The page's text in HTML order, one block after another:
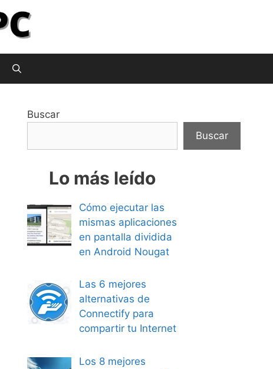
Buscar
Buscar
Lo más leído
Cómo ejecutar las
mismas aplicaciones
en pantalla dividida
en Android Nougat
Las 6 mejores
alternativas de
Connectify para
compartir tu Internet
Los 8 mejores